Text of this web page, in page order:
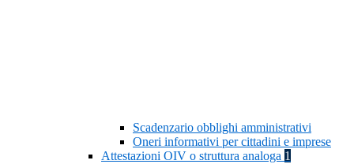
Scadenzario obblighi amministrativi
Oneri informativi per cittadini e imprese
Attestazioni OIV o struttura analoga 1